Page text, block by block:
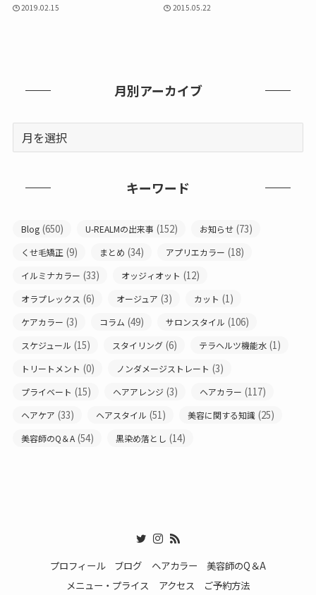
2019.02.15 2015.05.22
月別アーカイブ
キーワード
Blog (650) U-REALMの出来事 (152) お知らせ (73)
くせ毛矯正 (9) まとめ (34) アプリエカラー (18)
イルミナカラー (33) オッジィオット (12)
オラプレックス (6) オージュア (3) カット (1)
ケアカラー (3) コラム (49) サロンスタイル (106)
スケジュール (15) スタイリング (6) テラヘルツ機能水 (1)
トリートメント (0) ノンダメージストレート (3)
プライベート (15) ヘアアレンジ (3) ヘアカラー (117)
ヘアケア (33) ヘアスタイル (51) 美容に関する知識 (25)
美容師のQ＆A (54) 黒染め落とし (14)
プロフィール ブログ ヘアカラー
美容師のQ＆A
メニュー・プライス
アクセス ご予約方法